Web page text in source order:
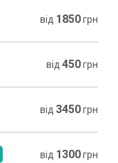
від 1850грн
від 450грн
від 3450грн
від 1300грн